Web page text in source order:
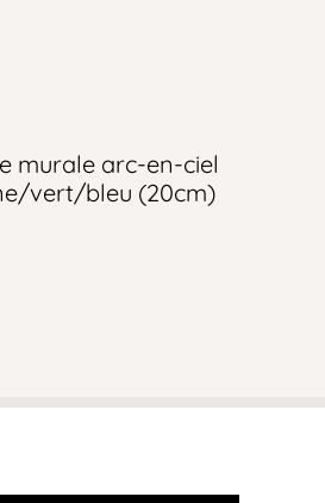
murale arc-en-ciel
vert/bleu (20cm)